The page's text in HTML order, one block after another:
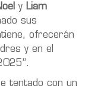
y Liam
sus
ofrecerán
y en el
tentado con un